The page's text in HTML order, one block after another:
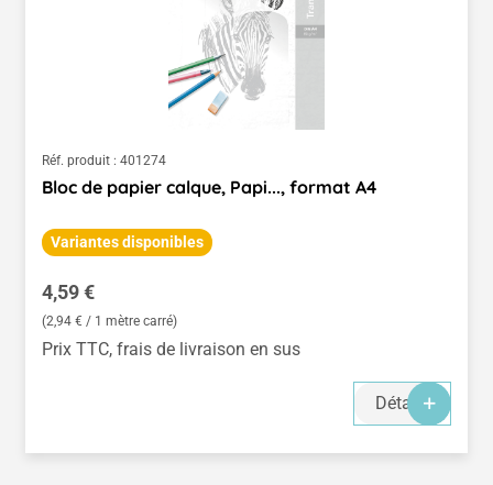
Réf. produit : 401274
Bloc de papier calque, Papi..., format A4
Variantes disponibles
Prix régulier :
4,59 €
(2,94 € / 1 mètre carré)
Prix TTC, frais de livraison en sus
Détails